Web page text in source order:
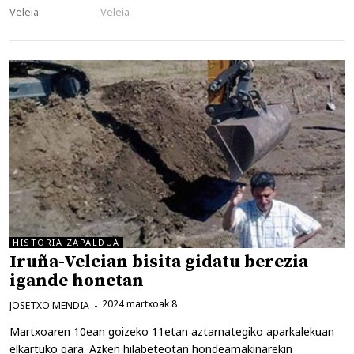
Veleia
Veleia
HISTORIA ZAPALDUA
Iruña-Veleian bisita gidatu berezia
igande honetan
2024 martxoak 8
JOSETXO MENDIA
Martxoaren 10ean goizeko 11etan aztarnategiko aparkalekuan
elkartuko gara. Azken hilabeteotan hondeamakinarekin